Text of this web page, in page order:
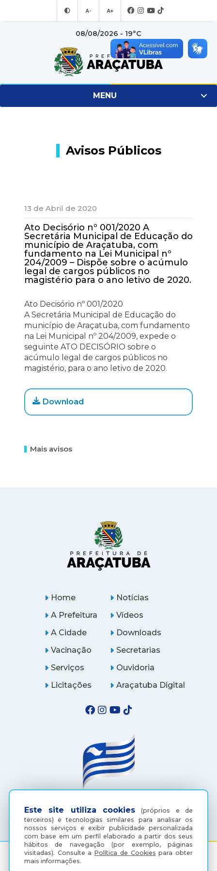
A- A+
08/08/2026 - 19°C
MENU
Avisos Públicos
13 de Abril de 2020
Ato Decisório nº 001/2020 A
Secretária Municipal de Educação do
município de Araçatuba, com
fundamento na Lei Municipal nº
204/2009 – Dispõe sobre o acúmulo
legal de cargos públicos no
magistério para o ano letivo de 2020.
Ato Decisório nº 001/2020
A Secretária Municipal de Educação do
município de Araçatuba, com fundamento
na Lei Municipal nº 204/2009, expede o
seguinte ATO DECISÓRIO sobre o
acúmulo legal de cargos públicos no
magistério, para o ano letivo de 2020.
Download
Mais avisos
Este site utiliza cookies (próprios e de
terceiros) e tecnologias similares para analisar os
nossos serviços e exibir publicidade personalizada
com base em um perfil elaborado a partir dos seus
hábitos de navegação (por exemplo, páginas
visitadas). Consulte aPolítica de Cookies para obter
mais informações.
Home
A Prefeitura
A Cidade
Notícias
Vídeos
Downloads
Vacinação
Serviços
Licitações
Secretarias
Ouvidoria
Araçatuba Digital
(18) 3607-6500